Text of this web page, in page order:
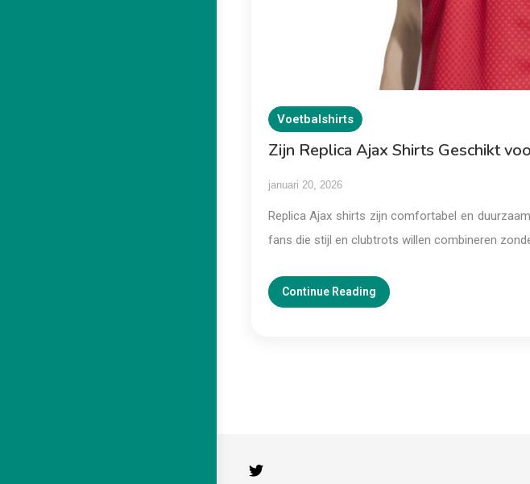
Voetbalshirts
Zijn Replica Ajax Shirts Geschikt
januari 20, 2026
Replica Ajax shirts zijn comfortabel en
fans die stijl en clubtrots willen combineren
Continue Reading